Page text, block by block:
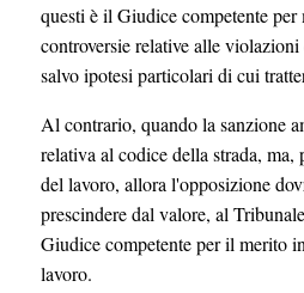
questi è il Giudice competente per
controversie relative alle
salvo ipotesi particolari di cui
Al contrario, quando la sanzione
relativa al codice della strada, ma,
del lavoro, allora l'opposizione
prescindere dal valore, al
Giudice competente per il merito
lavoro.